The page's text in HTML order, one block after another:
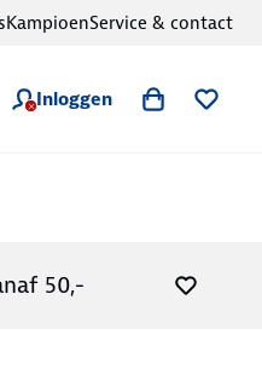
Inloggen
KampioenService & contact
50,-